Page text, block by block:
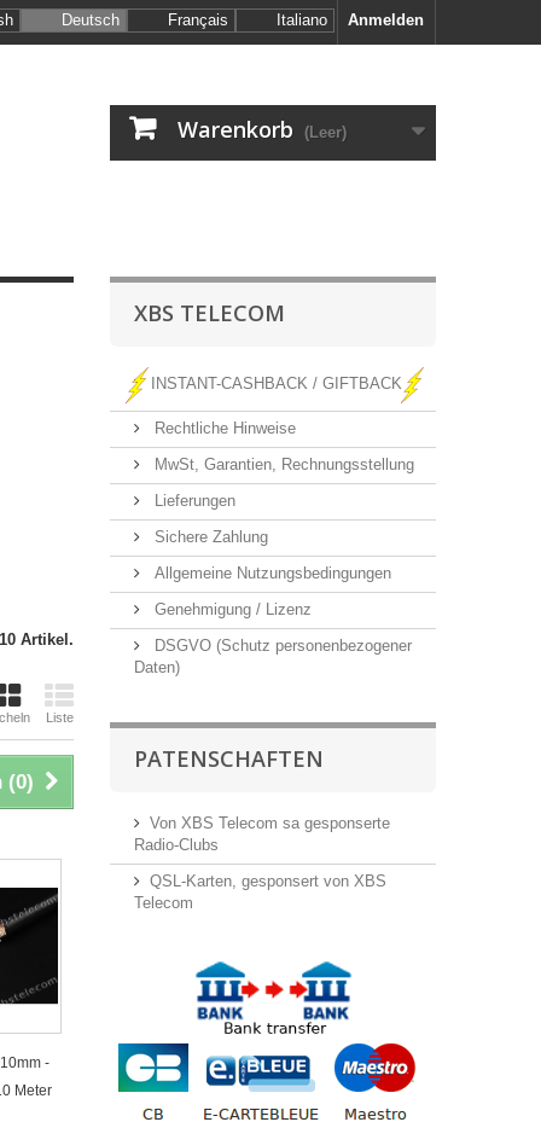
Anmelden
Deutsch Français Italiano
Warenkorb (Leer)
Artikel.
Liste
(0)
-
Meter
XBS TELECOM
INSTANT-CASHBACK / GIFTBACK
Rechtliche Hinweise
MwSt, Garantien, Rechnungsstellung
Lieferungen
Sichere Zahlung
Allgemeine Nutzungsbedingungen
Genehmigung / Lizenz
DSGVO (Schutz personenbezogener
Daten)
PATENSCHAFTEN
Von XBS Telecom sa gesponserte
Radio-Clubs
QSL-Karten, gesponsert von XBS
Telecom